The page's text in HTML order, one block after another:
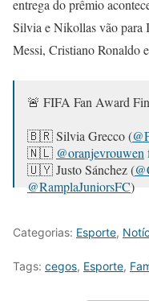
entrega do prêmio
Silvia e Nikollas vão para
Messi, Cristiano Ronaldo
🚨 FIFA Fan Award
🇧🇷 Silvia Grecco (
🇳🇱 @oranjevrouwen
🇺🇾 Justo Sánchez (
@RamplaJuniorsFC)
Categorias: Esporte,
Tags: cegos, Esporte,